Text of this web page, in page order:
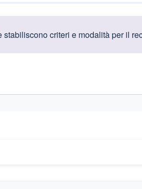
criteri e modalità per il